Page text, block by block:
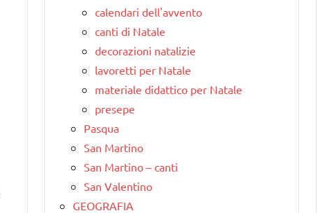
calendari dell'avvento
canti di Natale
decorazioni natalizie
lavoretti per Natale
materiale didattico per Natale
presepe
Pasqua
San Martino
San Martino – canti
San Valentino
GEOGRAFIA